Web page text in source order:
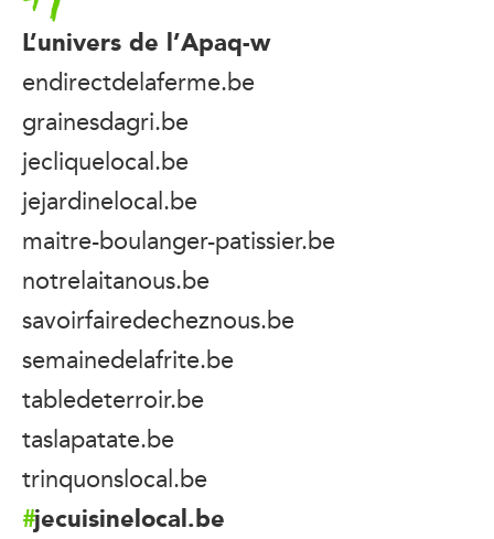
L’univers de l’Apaq-w
endirectdelaferme.be
grainesdagri.be
jecliquelocal.be
jejardinelocal.be
maitre-boulanger-patissier.be
notrelaitanous.be
savoirfairedecheznous.be
semainedelafrite.be
tabledeterroir.be
taslapatate.be
trinquonslocal.be
jecuisinelocal.be